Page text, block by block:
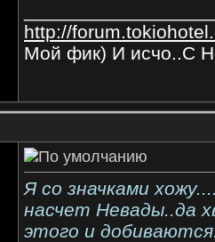
http://
Мой фик) И исчо..С
Я со значками
насчет Невады..да
этого и